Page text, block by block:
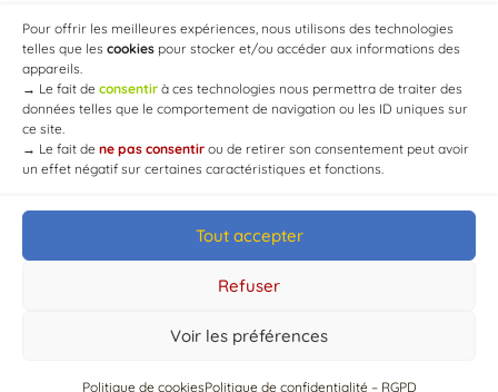
Pour offrir les meilleures expériences, nous utilisons des technologies
telles que les cookies pour stocker et/ou accéder aux informations des
appareils.
→ Le fait de consentir à ces technologies nous permettra de traiter des
données telles que le comportement de navigation ou les ID uniques sur
ce site.
→ Le fait de ne pas consentir ou de retirer son consentement peut avoir
un effet négatif sur certaines caractéristiques et fonctions.
Tout accepter
Refuser
Voir les préférences
Politique de cookiesPolitique de confidentialité – RGPD
© Mairie de Chaource [2004-2024] | Tous droits réservés.
Developed byWEB3-DESIGN